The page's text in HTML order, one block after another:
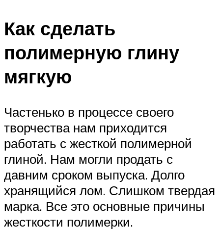
Как сделать
полимерную глину
мягкую
Частенько в процессе своего
творчества нам приходится
работать с жесткой полимерной
глиной. Нам могли продать с
давним сроком выпуска. Долго
хранящийся лом. Слишком твердая
марка. Все это основные причины
жесткости полимерки.